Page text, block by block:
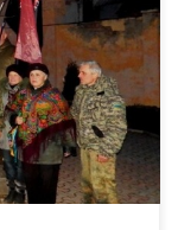
присвячену
ОУН. Хода
пам’ятника